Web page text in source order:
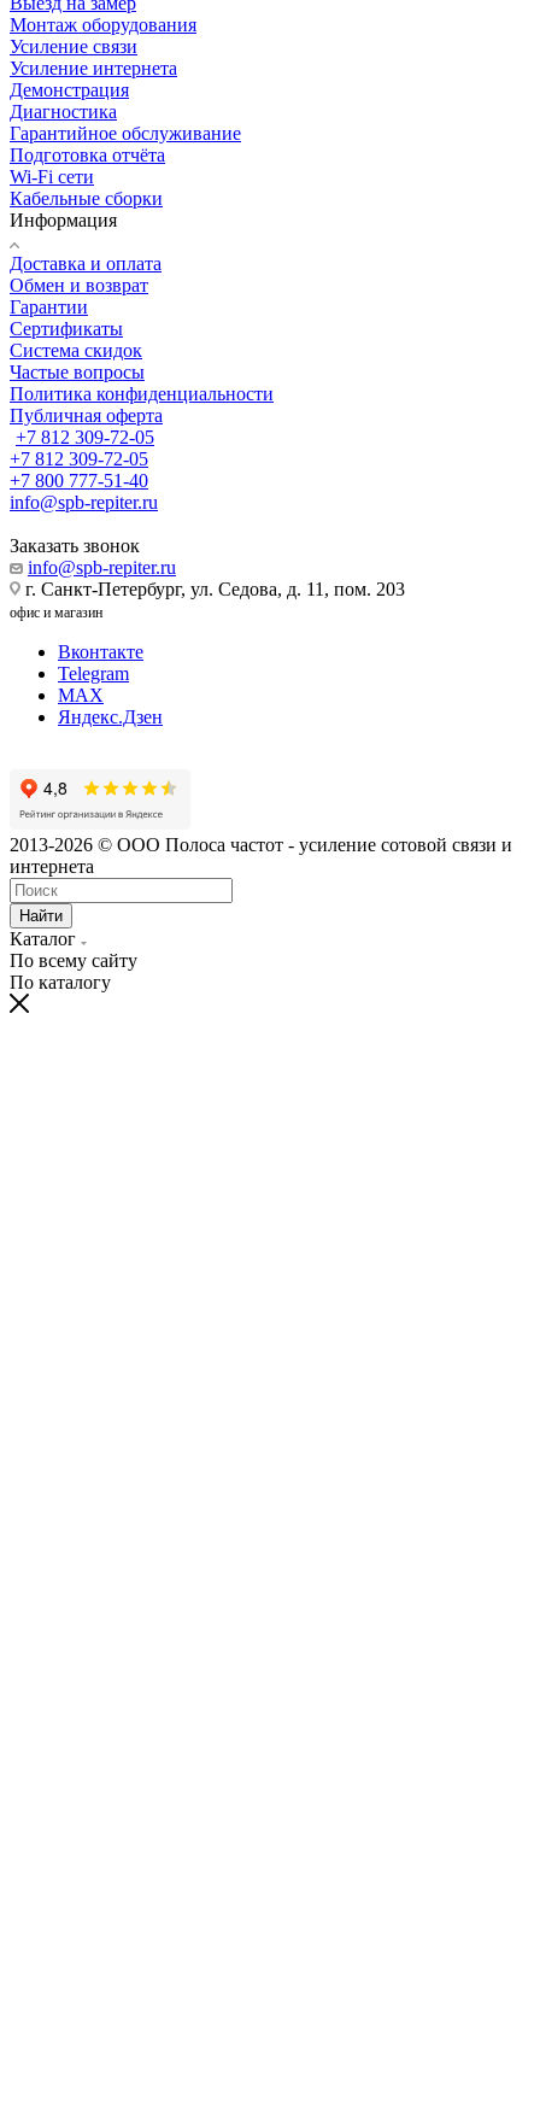
Монтаж оборудования
Усиление связи
Усиление интернета
Демонстрация
Диагностика
Гарантийное обслуживание
Подготовка отчёта
Wi-Fi сети
Кабельные сборки
Информация
Доставка и оплата
Обмен и возврат
Гарантии
Сертификаты
Система скидок
Частые вопросы
Политика конфиденциальности
Публичная оферта
+7 812 309-72-05
+7 812 309-72-05
+7 800 777-51-40
info@spb-repiter.ru
Заказать звонок
info@spb-repiter.ru
г. Санкт-Петербург, ул. Седова, д. 11, пом. 203
офис и магазин
Вконтакте
Telegram
MAX
Яндекс.Дзен
2013-2026 © ООО Полоса частот - усиление сотовой связи и
интернета
Найти
Каталог
По всему сайту
По каталогу